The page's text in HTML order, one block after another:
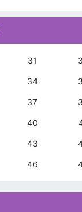
31
34
37
40
43
46